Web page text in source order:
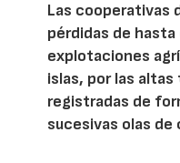
Las cooperativas
pérdidas de
explotaciones
islas, por las
registradas de
sucesivas olas